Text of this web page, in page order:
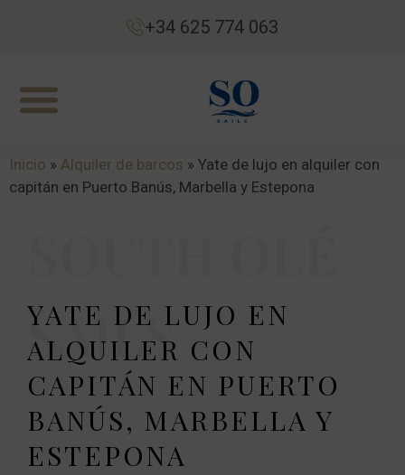
+34 625 774 063
Inicio » Alquiler de barcos » Yate de lujo en alquiler con
capitán en Puerto Banús, Marbella y Estepona
SAILS
YATE DE LUJO EN
ALQUILER CON
CAPITÁN EN PUERTO
BANÚS, MARBELLA Y
ESTEPONA